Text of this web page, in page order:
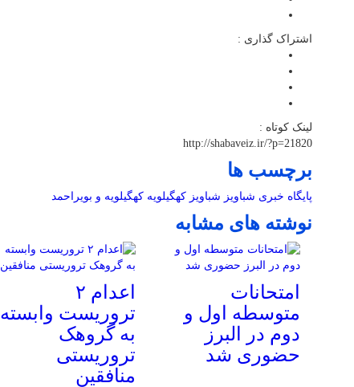
اشتراک گذاری :
لینک کوتاه :
http://shabaveiz.ir/?p=21820
برچسب ها
پایگاه خبری شباویز شباویز کهگیلویه کهگیلویه و بویراحمد
نوشته های مشابه
امتحانات
متوسطه اول و
دوم در البرز
حضوری شد
اعدام ۲
تروریست وابسته
به گروهک
تروریستی
منافقین